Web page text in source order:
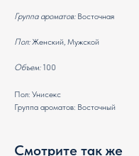
Группа ароматов:Восточная
Пол:Женский, Мужской
Объем:100
Пол: Унисекс
Группа ароматов: Восточный
Смотрите так же